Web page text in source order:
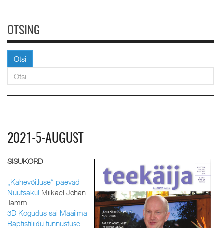
OTSING
Otsi
2021-5-AUGUST
SISUKORD
„Kahevõitluse“ päevad
Nuutsakul Miikael Johan
Tamm
3D Kogudus sai Maailma
Baptistiliidu tunnustuse